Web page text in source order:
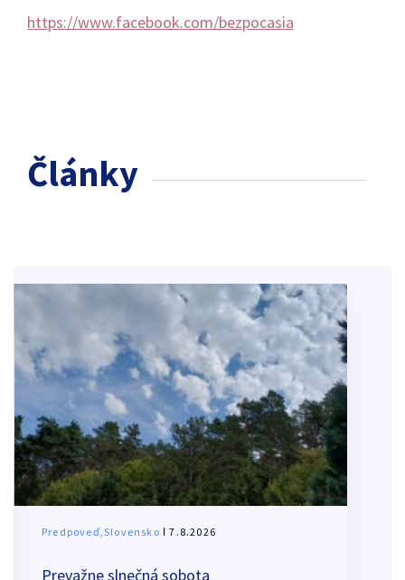
https://www.facebook.com/bezpocasia
Články
Predpoveď,Slovensko ǀ 7.8.2026
Prevažne slnečná sobota